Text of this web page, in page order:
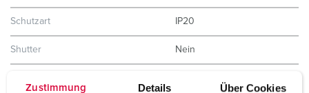
Zustimmung Details Über Cookies
Schutzart IP20
Shutter Nein